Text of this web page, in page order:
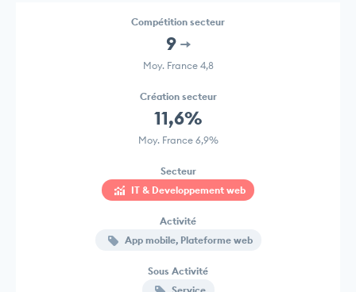
Compétition secteur
9
Moy. France 4,8
Création secteur
11,6%
Moy. France 6,9%
Secteur
IT & Developpement web
Activité
App mobile, Plateforme web
Sous Activité